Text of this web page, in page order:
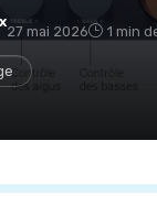
27 mai 2026 1 min